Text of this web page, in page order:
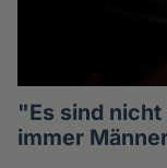
"Es sind
immer